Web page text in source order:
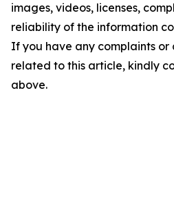
images, videos, licenses,
reliability of the information
If you have any complaints or
related to this article, kindly
above.